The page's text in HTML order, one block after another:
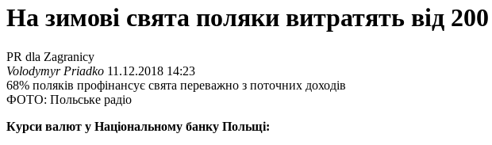
На зимові свята поляки витратять від
PR dla Zagranicy
Volodymyr Priadko 11.12.2018 14:23
68% поляків профінансує свята переважно з поточних доходів
ФОТО: Польське радіо
Курси валют у Національному банку Польщі: